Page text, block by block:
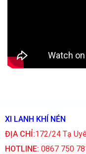
XI LANH KHÍ NÉN
ĐỊA CHỈ:172/24 Tạ
HOTLINE: 0867 750